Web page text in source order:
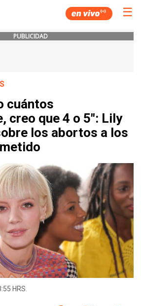
☰
PUBLICIDAD
cuántos
creo que 4 o 5": Lily
los abortos a los
HRS.